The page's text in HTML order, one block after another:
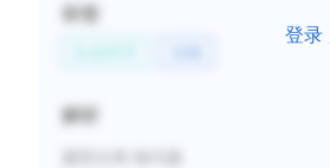
登录
标签
解析